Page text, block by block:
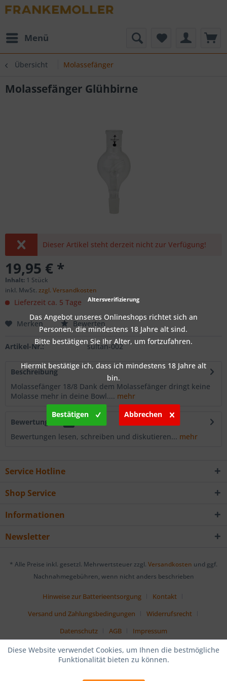
Menü
Übersicht Molassefänger
Molassefänger Glühbirne
Dieser Artikel steht derzeit nicht zur Verfügung!
19,95 € *
Inhalt: 1 Stück
inkl. MwSt. zzgl. Versandkosten
Lieferzeit ca. 5 Tage
Merken Bewerten
Artikel-Nr.: sultan-002
Beschreibung
Molassefänger 18/8 Dank dem Molassefänger dringt keine
Molasse mehr in deine Bowl.... mehr
Bewertungen
Bewertungen lesen, schreiben und diskutieren... mehr
Service Hotline
Shop Service
Informationen
Newsletter
* Alle Preise inkl. gesetzl. Mehrwertsteuer zzgl. Versandkosten und ggf.
Nachnahmegebühren, wenn nicht anders beschrieben
Hinweise zur Batterieentsorgung
Kontakt
Versand und Zahlungsbedingungen
Widerrufsrecht
Datenschutz
AGB Impressum
Diese Website verwendet Cookies, um Ihnen die bestmögliche
Funktionalität bieten zu können.
Altersverifizierung
Das Angebot unseres Onlineshops richtet sich an
Personen, die mindestens 18 Jahre alt sind.
Bitte bestätigen Sie Ihr Alter, um fortzufahren.
Hiermit bestätige ich, dass ich mindestens 18 Jahre alt
bin.
Bestätigen Abbrechen